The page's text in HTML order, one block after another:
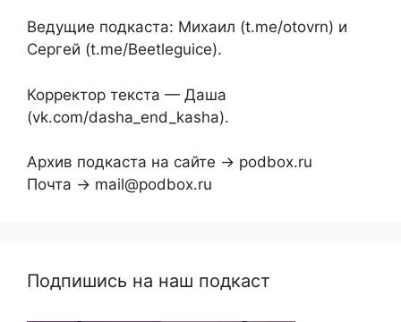
Ведущие подкаста: Михаил (t.me/otovrn) и
Сергей (t.me/Beetleguice).
Корректор текста — Даша
(vk.com/dasha_end_kasha).
Архив подкаста на сайте → podbox.ru
Почта → mail@podbox.ru
Подпишись на наш подкаст